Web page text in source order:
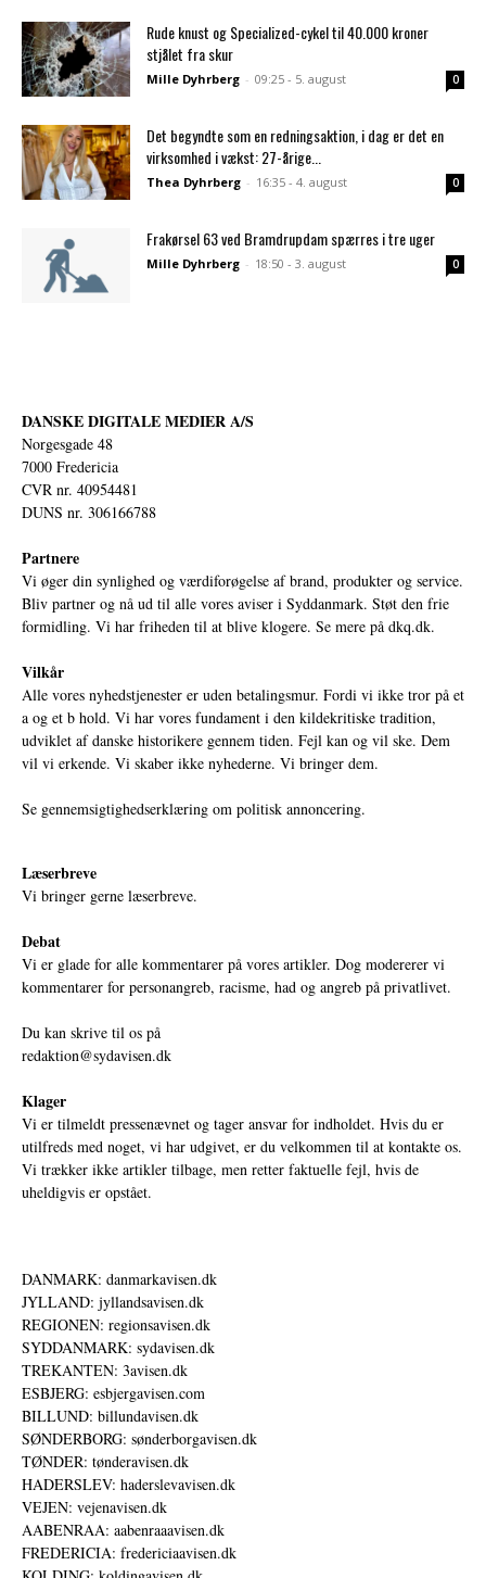
Rude knust og Specialized-cykel til 40.000 kroner
stjålet fra skur
Mille Dyhrberg - 09:25 - 5. august 0
Det begyndte som en redningsaktion, i dag er det en
virksomhed i vækst: 27-årige...
Thea Dyhrberg - 16:35 - 4. august 0
Frakørsel 63 ved Bramdrupdam spærres i tre uger
Mille Dyhrberg - 18:50 - 3. august 0
DANSKE DIGITALE MEDIER A/S
Norgesgade 48
7000 Fredericia
CVR nr. 40954481
DUNS nr. 306166788
Partnere
Vi øger din synlighed og værdiforøgelse af brand, produkter og service.
Bliv partner og nå ud til alle vores aviser i Syddanmark. Støt den frie
formidling. Vi har friheden til at blive klogere. Se mere på dkq.dk.
Vilkår
Alle vores nyhedstjenester er uden betalingsmur. Fordi vi ikke tror på et
a og et b hold. Vi har vores fundament i den kildekritiske tradition,
udviklet af danske historikere gennem tiden. Fejl kan og vil ske. Dem
vil vi erkende. Vi skaber ikke nyhederne. Vi bringer dem.
Se gennemsigtighedserklæring om politisk annoncering.
Læserbreve
Vi bringer gerne læserbreve.
Debat
Vi er glade for alle kommentarer på vores artikler. Dog modererer vi
kommentarer for personangreb, racisme, had og angreb på privatlivet.
Du kan skrive til os på
redaktion@sydavisen.dk
Klager
Vi er tilmeldt pressenævnet og tager ansvar for indholdet. Hvis du er
utilfreds med noget, vi har udgivet, er du velkommen til at kontakte os.
Vi trækker ikke artikler tilbage, men retter faktuelle fejl, hvis de
uheldigvis er opstået.
DANMARK: danmarkavisen.dk
JYLLAND: jyllandsavisen.dk
REGIONEN: regionsavisen.dk
SYDDANMARK: sydavisen.dk
TREKANTEN: 3avisen.dk
ESBJERG: esbjergavisen.com
BILLUND: billundavisen.dk
SØNDERBORG: sønderborgavisen.dk
TØNDER: tønderavisen.dk
HADERSLEV: haderslevavisen.dk
VEJEN: vejenavisen.dk
AABENRAA: aabenraaavisen.dk
FREDERICIA: fredericiaavisen.dk